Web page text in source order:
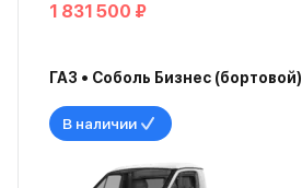
1 831 500 ₽
ГАЗ • Соболь Бизнес (бортовой)
В наличии